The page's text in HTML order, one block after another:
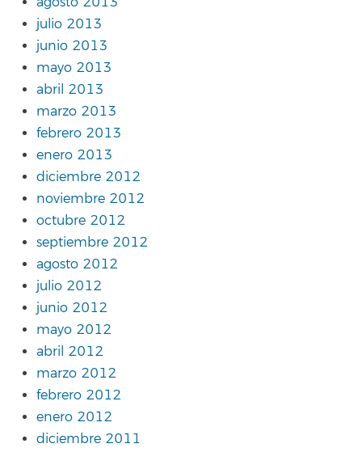
julio 2013
junio 2013
mayo 2013
abril 2013
marzo 2013
febrero 2013
enero 2013
diciembre 2012
noviembre 2012
octubre 2012
septiembre 2012
agosto 2012
julio 2012
junio 2012
mayo 2012
abril 2012
marzo 2012
febrero 2012
enero 2012
diciembre 2011